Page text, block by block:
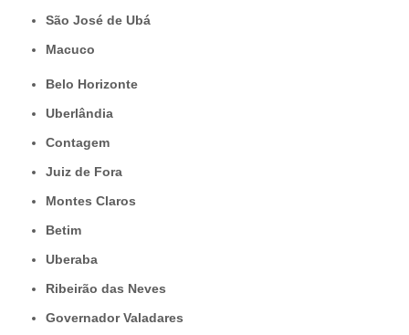
São José de Ubá
Macuco
Belo Horizonte
Uberlândia
Contagem
Juiz de Fora
Montes Claros
Betim
Uberaba
Ribeirão das Neves
Governador Valadares